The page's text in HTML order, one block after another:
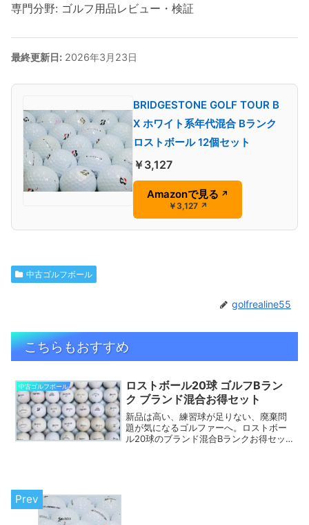
専門分野: ゴルフ用品レビュー・検証
最終更新日: 2026年3月23日
BRIDGESTONE GOLF TOUR B
X ホワイト系年代混合 Bランク
ロストボール 12個セット
￥3,127
Amazonで見る ↗
￥3,127 ↗
中古ゴルフボール
golfrealine55
こちらもおすすめ
中古ゴルフボール
ロストボール20球 ゴルフBラン
ク ブランド混合お得セット
新品は高い、練習球が足りない、廃棄問
題が気になるゴルファーへ。ロストボー
ル20球のブランド混合Bランクお得セッ